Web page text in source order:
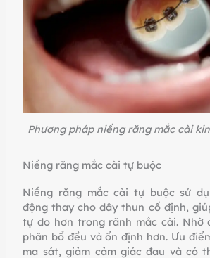
Phương pháp niềng răng mắc cài
Niềng răng mắc cài tự buộc
Niềng răng mắc cài tự buộc sử
động thay cho dây thun cố định,
tự do hơn trong rãnh mắc cài. Nhờ
phân bổ đều và ổn định hơn. Ưu
ma sát, giảm cảm giác đau và có